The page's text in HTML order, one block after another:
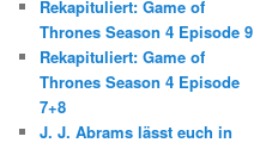
Rekapituliert: Game of
Thrones Season 4 Episode 9
Rekapituliert: Game of
Thrones Season 4 Episode
7+8
J. J. Abrams lässt euch in